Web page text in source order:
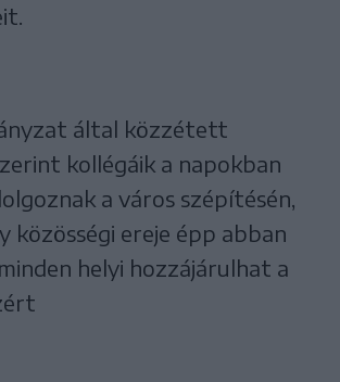
által közzétett
kollégáik a napokban
a város szépítésén,
közösségi ereje épp abban
helyi hozzájárulhat a